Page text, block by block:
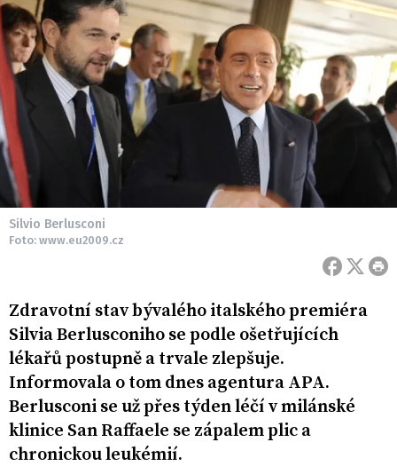
Silvio Berlusconi
Foto: www.eu2009.cz
Zdravotní stav bývalého italského premiéra
Silvia Berlusconiho se podle ošetřujících
lékařů postupně a trvale zlepšuje.
Informovala o tom dnes agentura APA.
Berlusconi se už přes týden léčí v milánské
klinice San Raffaele se zápalem plic a
chronickou leukémií.